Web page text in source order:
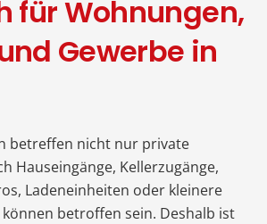
für Wohnungen,
Gewerbe in
betreffen nicht nur private
Hauseingänge, Kellerzugänge,
Ladeneinheiten oder kleinere
betroffen sein. Deshalb ist